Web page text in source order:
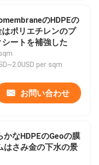
のHDPEの
ポリエチレンのプ
ートを補強した
per sqm
お問い合わせ
かなHDPEのGeoの膜
はさみ金の下水の景